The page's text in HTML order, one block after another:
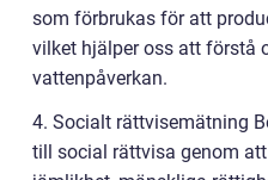
som förbrukas för att
vilket hjälper oss att förstå
vattenpåverkan.
4. Socialt rättvisemätning
till social rättvisa genom